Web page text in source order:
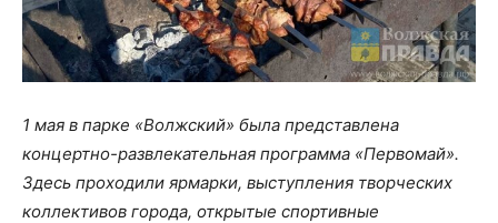
1 мая в парке «Волжский» была представлена
концертно-развлекательная программа «Первомай».
Здесь проходили ярмарки, выступления творческих
коллективов города, открытые спортивные